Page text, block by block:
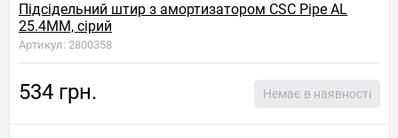
Підсідельний штир з амортизатором CSC Pipe AL
25.4MM, сірий
Артикул: 2800358
534 грн. Немає в наявності